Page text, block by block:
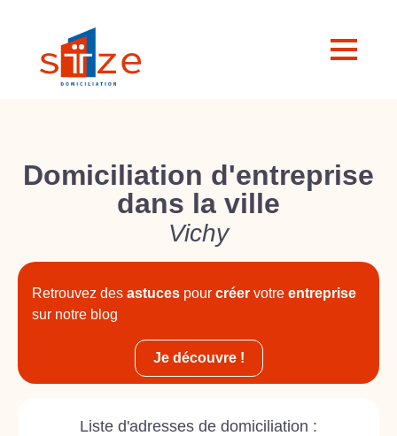
Domiciliation d'entreprise
dans la ville
Vichy
Retrouvez des astuces pour créer votre entreprise
sur notre blog
Je découvre !
Liste d'adresses de domiciliation :